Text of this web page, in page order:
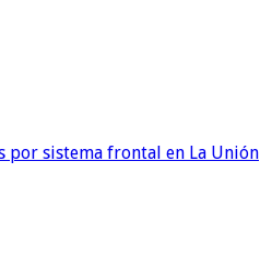
por sistema frontal en La Unión